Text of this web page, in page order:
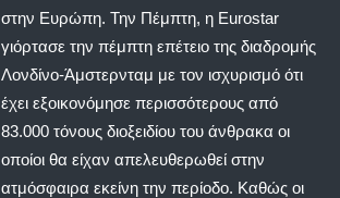
στην Ευρώπη. Την Πέμπτη, η Eurostar
γιόρτασε την πέμπτη επέτειο της διαδρομής
Λονδίνο-Άμστερνταμ με τον ισχυρισμό ότι
έχει εξοικονόμησε περισσότερους από
83.000 τόνους διοξειδίου του άνθρακα οι
οποίοι θα είχαν απελευθερωθεί στην
ατμόσφαιρα εκείνη την περίοδο. Καθώς οι